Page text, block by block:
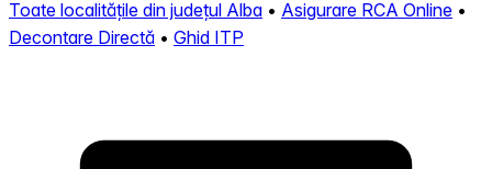
Toate localitățile din județul Alba • Asigurare RCA Online •
Decontare Directă • Ghid ITP